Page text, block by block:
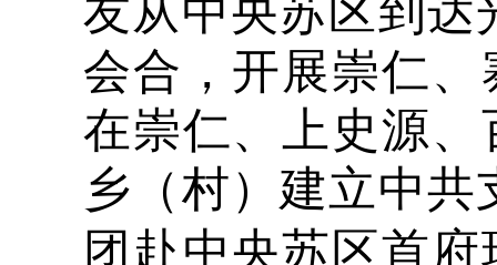
友从中央苏区到达
会合，开展崇仁
在崇仁、上史源
乡（村）建立中共
团赴中央苏区首